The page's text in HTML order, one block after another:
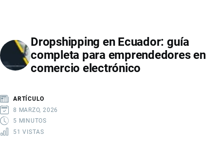
2026:
SEÑALES
DE
ESTABILIDAD
Y
FORTALECIMIENTO
Dropshipping en Ecuador: guía
completa para emprendedores en
comercio electrónico
ARTÍCULO
8 MARZO, 2026
5 MINUTOS
51 VISTAS